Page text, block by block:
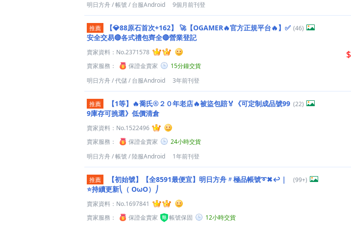
明日方舟/帳號/ 台服Android 9個月前刊登
推薦 【💎88原石首次+162】
🚀【OGAMER🔥官方正規平台🔥】✅
安全交易🔴各式禮包齊全🔴營業登記
(46)
賣家資料： No.2371578
賣家服務：
保證金賣家
15分鐘交貨
明日方舟/代儲/ 台服Android 3年前刊登
推薦
【1等】🔥喬氏®２０年老店🔥被盜包賠🏅《可定制成品號99
9庫存可挑選》低價清倉
(22)
賣家資料： No.1522496
賣家服務：
保證金賣家
24小時交貨
明日方舟/帳號/陸服Android 1年前刊登
推薦
【初始號】【全8591最便宜】明日方舟〃極品帳號➰✖↩｜
⭐持續更新⎝（ OωO）⎠
(99+)
賣家資料： No.1697841
賣家服務：
保證金賣家 帳號保固 12小時交貨